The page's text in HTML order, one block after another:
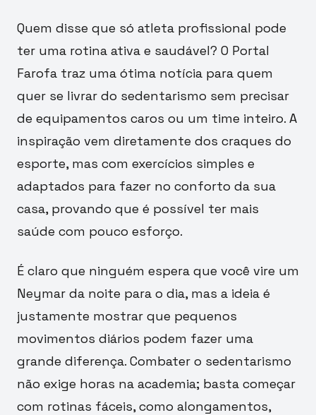
Quem disse que só atleta profissional pode
ter uma rotina ativa e saudável? O Portal
Farofa traz uma ótima notícia para quem
quer se livrar do sedentarismo sem precisar
de equipamentos caros ou um time inteiro. A
inspiração vem diretamente dos craques do
esporte, mas com exercícios simples e
adaptados para fazer no conforto da sua
casa, provando que é possível ter mais
saúde com pouco esforço.
É claro que ninguém espera que você vire um
Neymar da noite para o dia, mas a ideia é
justamente mostrar que pequenos
movimentos diários podem fazer uma
grande diferença. Combater o sedentarismo
não exige horas na academia; basta começar
com rotinas fáceis, como alongamentos,